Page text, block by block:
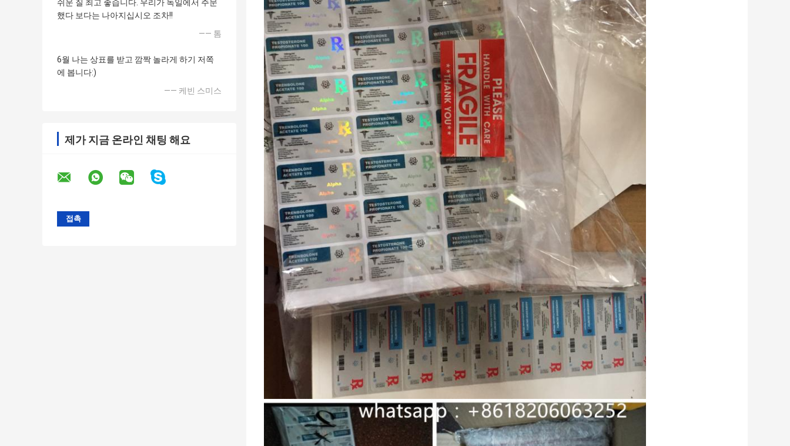
쉬운 질 최고 좋습니다. 우리가 독일에서 주문
했다 보다는 나아지십시오 조차!!
—— 톰
6월 나는 상표를 받고 깜짝 놀라게 하기 저쪽
에 봅니다:)
—— 케빈 스미스
제가 지금 온라인 채팅 해요